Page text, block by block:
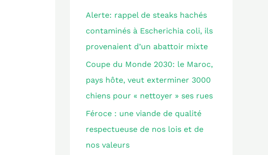
c
h
e
r
:
Alerte: rappel de steaks hachés
contaminés à Escherichia coli, ils
provenaient d’un abattoir mixte
Coupe du Monde 2030: le Maroc,
pays hôte, veut exterminer 3000
chiens pour « nettoyer » ses rues
Féroce : une viande de qualité
respectueuse de nos lois et de
nos valeurs